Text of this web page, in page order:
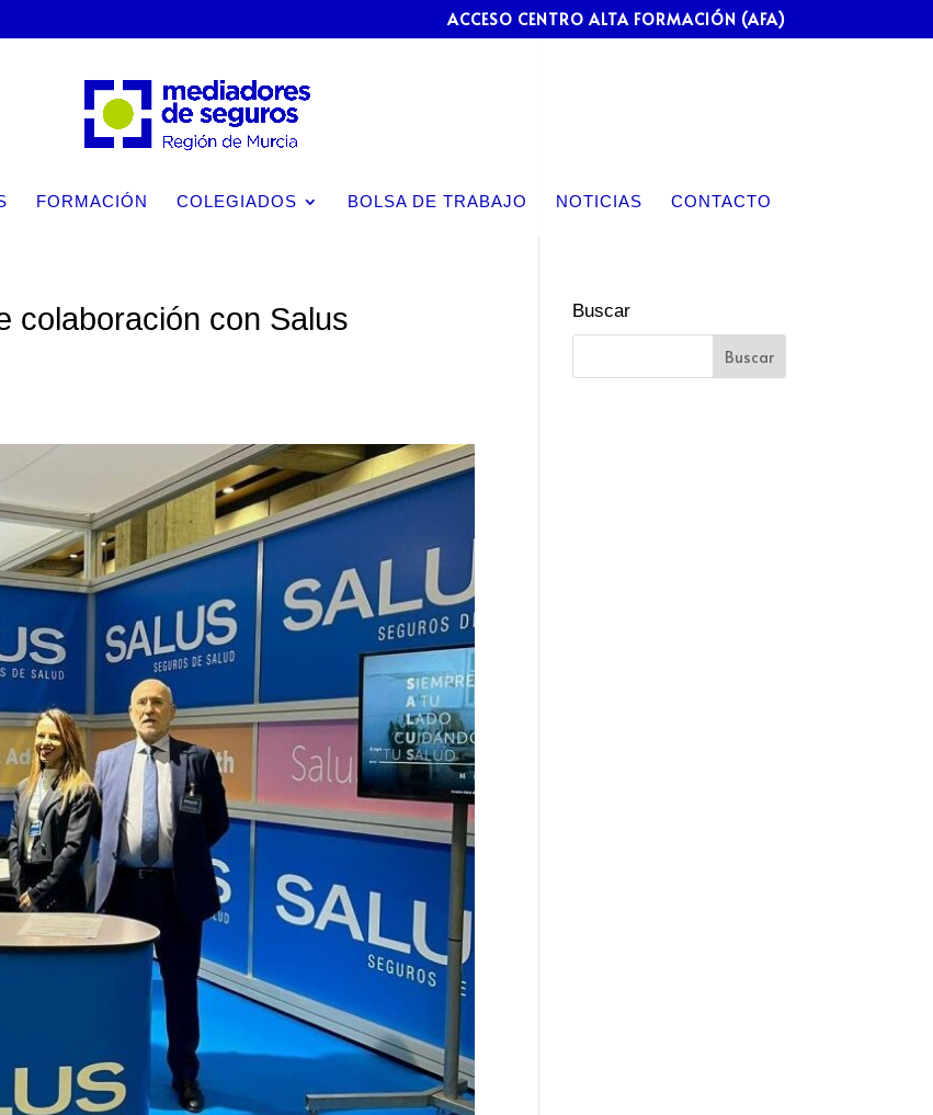
ACCESO CENTRO ALTA FORMACIÓN (AFA)
FORMACIÓN COLEGIADOS BOLSA DE TRABAJO NOTICIAS CONTACTO
colaboración con Salus
Buscar